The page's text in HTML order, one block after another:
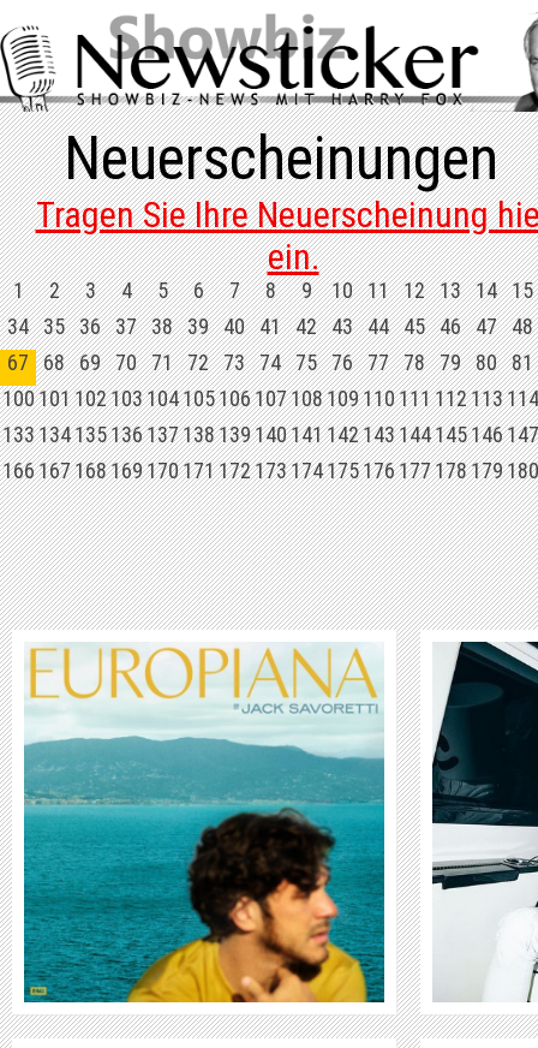
Neuerscheinungen
Tragen Sie Ihre Neuerscheinung
ein.
1 2 3 4 5 6 7 8 9 10 11 12 13 14 15
34 35 36 37 38 39 40 41 42 43 44 45 46 47 48
67
68 69 70 71 72 73 74 75 76 77 78 79 80 81
100101102103104105106107108109110111112113114
133134135136137138139140141142143144145146147
166167168169170171172173174175176177178179180
MARSHMELLO
WEITER